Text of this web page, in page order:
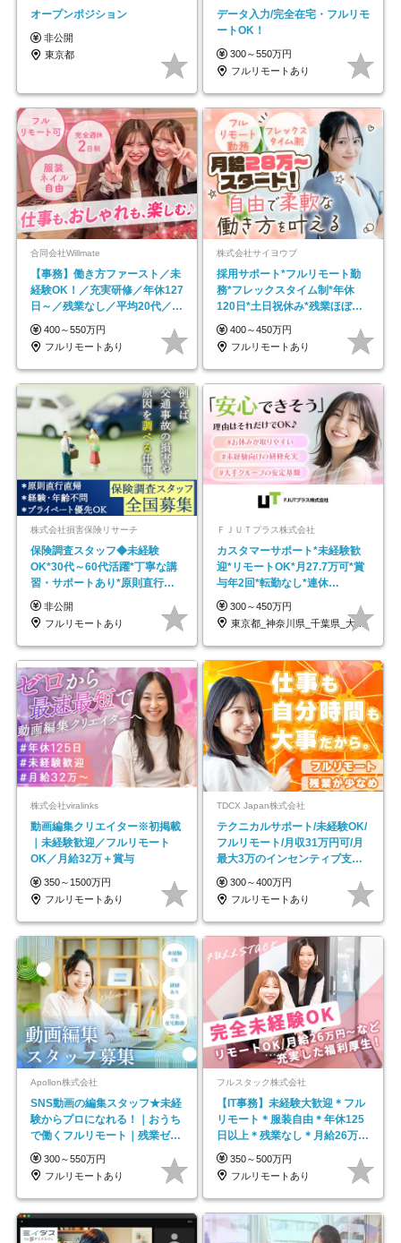
オープンポジション
非公開
東京都
データ入力/完全在宅・フルリモ
ートOK！
300～550万円
フルリモートあり
合同会社Willmate
【事務】働き方ファースト／未
経験OK！／充実研修／年休127
日～／残業なし／平均20代／リ
モートOK
400～550万円
フルリモートあり
株式会社サイヨウブ
採用サポート*フルリモート勤
務*フレックスタイム制*年休
120日*土日祝休み*残業ほぼな
し*育児中社員8割以上
400～450万円
フルリモートあり
株式会社損害保険リサーチ
保険調査スタッフ◆未経験
OK*30代～60代活躍*丁寧な講
習・サポートあり*原則直行直
帰／全国募集・業務委託
非公開
フルリモートあり
ＦＪＵＴプラス株式会社
カスタマーサポート*未経験歓
迎*リモートOK*月27.7万可*賞
与年2回*転勤なし*連休
OK/ZE010232
300～450万円
東京都_神奈川県_千葉県_大阪府_愛知県…
株式会社viralinks
動画編集クリエイター※初掲載
｜未経験歓迎／フルリモート
OK／月給32万＋賞与
350～1500万円
フルリモートあり
TDCX Japan株式会社
テクニカルサポート/未経験OK/
フルリモート/月収31万円可/月
最大3万のインセンティブ支給/
平均年齢33歳
300～400万円
フルリモートあり
Apollon株式会社
SNS動画の編集スタッフ★未経
験からプロになれる！｜おうち
で働くフルリモート｜残業ゼロ
で18時退勤◎
300～550万円
フルリモートあり
フルスタック株式会社
【IT事務】未経験大歓迎＊フル
リモート＊服装自由＊年休125
日以上＊残業なし＊月給26万円
以上
350～500万円
フルリモートあり